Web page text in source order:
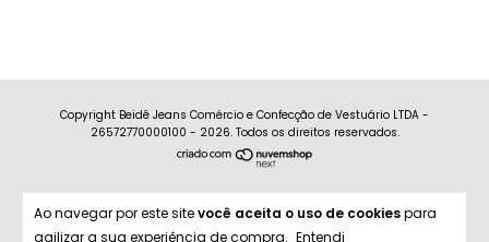
Ao navegar por este sitevocê aceita o uso de cookiespara
agilizar a sua experiência de compra. Entendi
Copyright Beidê Jeans Comércio e Confecção de Vestuário LTDA -
26572770000100 - 2026. Todos os direitos reservados.